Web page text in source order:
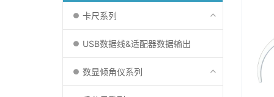
卡尺系列
USB数据线&适配器数据输出
数显倾角仪系列